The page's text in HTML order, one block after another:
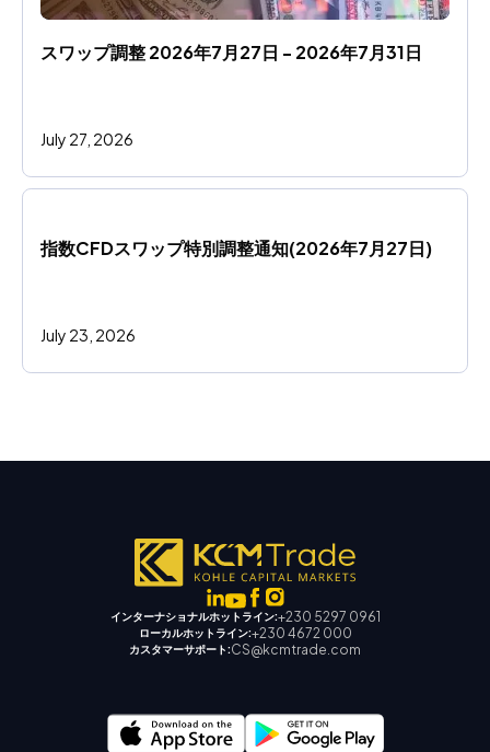
スワップ調整 2026年7月27日 - 2026年7月31日
July 27, 2026
指数CFDスワップ特別調整通知(2026年7月27日)
July 23, 2026
インターナショナルホットライン:+230 5297 0961
ローカルホットライン:+230 4672 000
カスタマーサポート:CS@kcmtrade.com